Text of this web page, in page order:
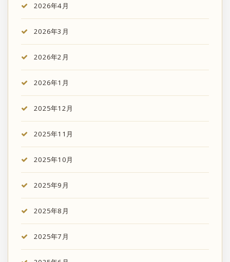
2026年4月
2026年3月
2026年2月
2026年1月
2025年12月
2025年11月
2025年10月
2025年9月
2025年8月
2025年7月